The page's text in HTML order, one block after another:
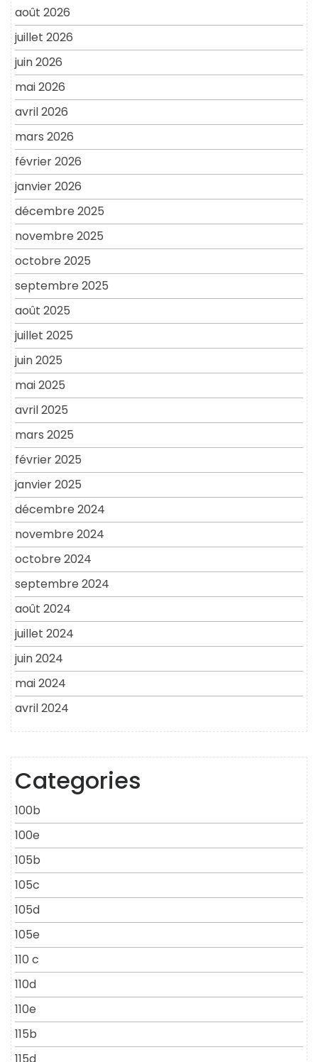
août 2026
juillet 2026
juin 2026
mai 2026
avril 2026
mars 2026
février 2026
janvier 2026
décembre 2025
novembre 2025
octobre 2025
septembre 2025
août 2025
juillet 2025
juin 2025
mai 2025
avril 2025
mars 2025
février 2025
janvier 2025
décembre 2024
novembre 2024
octobre 2024
septembre 2024
août 2024
juillet 2024
juin 2024
mai 2024
avril 2024
Categories
100b
100e
105b
105c
105d
105e
110 c
110d
110e
115b
115d